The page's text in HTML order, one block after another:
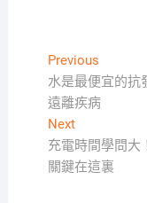
文
章
導
覽
PreviousPrevious
post:
水是最便宜的抗
遠離疾病
NextNext
post:
充電時間學問大
關鍵在這裏